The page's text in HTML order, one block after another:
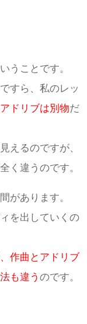
うことです。
すら、私のレッ
ドリブは別物だ
えるのですが、
く違うのです。
があります。
を出していくの
作曲とアドリブ
も違う のです。